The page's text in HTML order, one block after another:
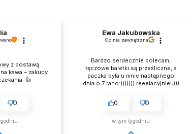
z dostawą
kawa – zakupy
👍️
0
Ewa Jakubowska
Opinia zewnętrzna
Bardzo serdecznie polecam,
tęczowe baletki są prześliczne, a
paczka była u mnie następnego
dnia o 7 rano:))))))) reeelacyjnie!:)))
0 0
w tym tygodniu